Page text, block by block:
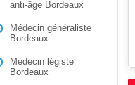
anti-âge Bordeaux
Médecin généraliste
Bordeaux
Médecin légiste
Bordeaux